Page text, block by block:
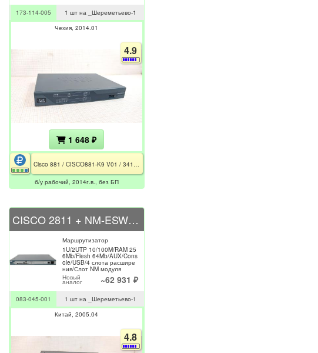
173-114-005
1 шт на _Шереметьево-1
Чехия 2014.01
4.9
1 648 ₽
б/у рабочий, 2014г.в., без БП
CISCO 2811 + NM-ESW-16 + VIC2-2FXS + VIC 1ADSL + VWIC2-1MFT-T1/E1 + VIC2-4FX0
Маршрутизатор
1U/2UTP 10/100M/RAM 25
6Mb/Flesh 64Mb/AUX/Cons
ole/USB/4 слота расшире
ния/Слот NM модуля
Новый
аналог ~62 931 ₽
083-045-001
1 шт на _Шереметьево-1
Китай 2005.04
4.8